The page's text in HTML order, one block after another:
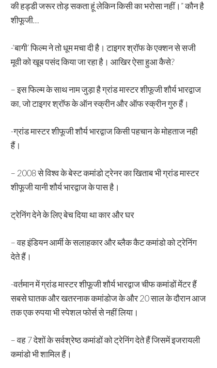
की हड्डी जरूर तोड़ सकता हूं लेकिन किसी का भरोसा नहीं।” कौन है
शीफूजी…
-‘बागी’ फिल्म ने तो धूम मचा दी है। टाइगर श्रॉफ के एक्शन से सजी
मूवी को खूब पसंद किया जा रहा है। आखिर ऐसा हुआ कैसे?
– इस फिल्म के साथ नाम जुड़ा है ग्रांड मास्टर शीफूजी शौर्य भारद्वाज
का, जो टाइगर श्रॉफ के ऑन स्क्रीन और ऑफ स्क्रीन गुरु हैं।
-ग्रांड मास्टर शीफूजी शौर्य भारद्वाज किसी पहचान के मोहताज नही
हैं।
– 2008 से विश्व के बेस्ट कमांडो ट्रेनर का खिताब भी ग्रांड मास्टर
शीफूजी यानी शौर्य भारद्वाज के पास है।
ट्रेनिंग देने के लिए बेच दिया था कार और घर
– वह इंडियन आर्मी के सलाहकार और ब्लैक कैट कमांडो को ट्रेनिंग
देते हैं।
-वर्तमान में ग्रांड मास्टर शीफूजी शौर्य भारद्वाज चीफ कमांडों मेंटर हैं
सबसे घातक और खतरनाक कमांडोज के और 20 साल के दौरान आज
तक एक रुपया भी स्पेशल फोर्स से नहीं लिया।
– वह 7 देशों के सर्वश्रेष्ठ कमांडों को ट्रेनिंग देते हैं जिसमें इजरायली
कमांडो भी शामिल हैं।